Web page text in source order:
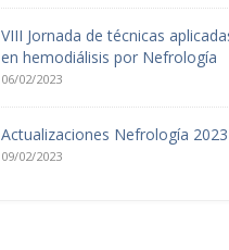
VIII Jornada de técnicas
en hemodiálisis por Nefrología
06/02/2023
Actualizaciones Nefrología 2023
09/02/2023